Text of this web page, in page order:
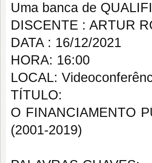
Uma banca de
DISCENTE : ARTUR
DATA : 16/12/2021
HORA: 16:00
LOCAL:
TÍTULO:
O FINANCIAMENTO
(2001-2019)